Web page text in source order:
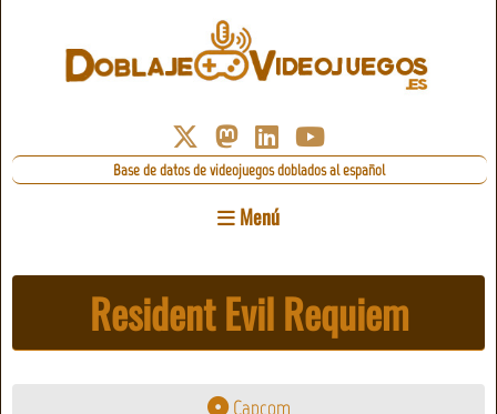
Base de datos de videojuegos doblados al español
Menú
Resident Evil Requiem
Capcom